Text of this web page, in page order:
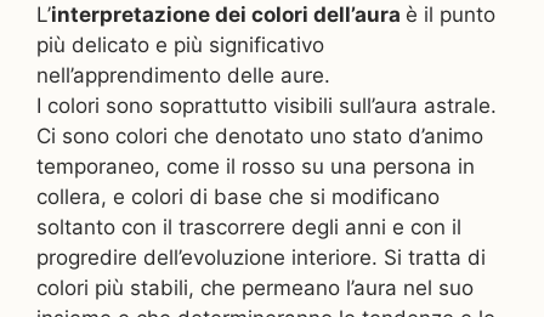
L’interpretazione dei colori dell’aura è il punto
più delicato e più significativo
nell’apprendimento delle aure.
I colori sono soprattutto visibili sull’aura astrale.
Ci sono colori che denotato uno stato d’animo
temporaneo, come il rosso su una persona in
collera, e colori di base che si modificano
soltanto con il trascorrere degli anni e con il
progredire dell’evoluzione interiore. Si tratta di
colori più stabili, che permeano l’aura nel suo